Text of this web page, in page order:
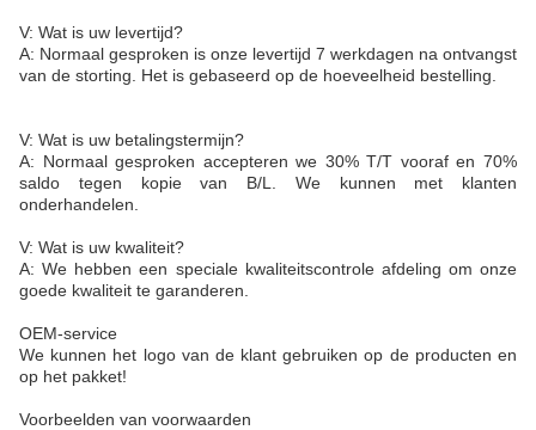
V: Wat is uw levertijd?
A: Normaal gesproken is onze levertijd 7 werkdagen na ontvangst
van de storting. Het is gebaseerd op de hoeveelheid bestelling.
V: Wat is uw betalingstermijn?
A: Normaal gesproken accepteren we 30% T/T vooraf en 70%
saldo tegen kopie van B/L. We kunnen met klanten
onderhandelen.
V: Wat is uw kwaliteit?
A: We hebben een speciale kwaliteitscontrole afdeling om onze
goede kwaliteit te garanderen.
OEM-service
We kunnen het logo van de klant gebruiken op de producten en
op het pakket!
Voorbeelden van voorwaarden